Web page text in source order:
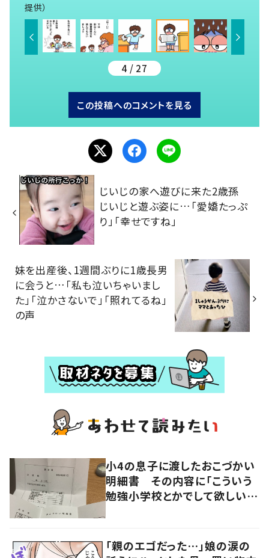
提供）
4 / 27
この投稿へのコメントを見る
じいじの家へ遊びに来た2歳孫
じいじと遊ぶ姿に…「愛嬌たっぷ
り」「幸せですね」
妹を出産後、1週間ぶりに1歳長男
に会うと…「私も泣いちゃいまし
た」「泣かさないで」「照れてるね」
の声
小4の息子に渡したおこづかい
明細書 その内容に「こういう
勉強小学校とかでして欲しい」
「親のエゴだった…」娘の涙の